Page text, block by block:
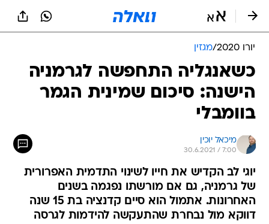
יורו 2020 /מגזין
כשאנגליה התחפשה לגרמניה
הישנה: סיכום שמינית הגמר
בוומבלי
מיכאל יוכין
30.6.2021 / 7:00
יוגי לב הקדיש את חייו לשינוי התדמית האפרורית
של גרמניה, גם אם מורשתו נפגמה בשנים
האחרונות. אתמול הוא סיים קדנציה בת 15 שנה
דווקא מול נבחרת שהתעקשה להידמות לגרסה